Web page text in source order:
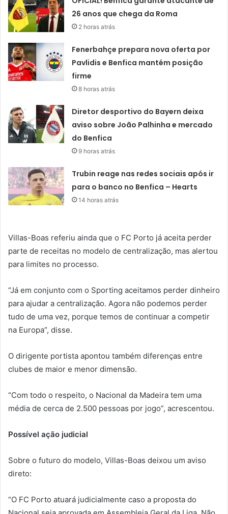
26 anos que chega da Roma
2 horas atrás
Fenerbahçe prepara nova oferta por
Pavlidis e Benfica mantém posição
firme
8 horas atrás
Diretor desportivo do Bayern deixa
aviso sobre João Palhinha e mercado
do Benfica
9 horas atrás
Trubin reage nas redes sociais após ir
para o banco no Benfica – Hearts
14 horas atrás
Villas-Boas referiu ainda que o FC Porto já aceita perder
parte de receitas no modelo de centralização, mas alertou
para limites no processo.
“Já em conjunto com o Sporting aceitamos perder dinheiro
para ajudar a centralização. Agora não podemos perder
tudo de uma vez, porque temos de continuar a competir
na Europa”, disse.
O dirigente portista apontou também diferenças entre
clubes de maior e menor dimensão.
“Com todo o respeito, o Nacional da Madeira tem uma
média de cerca de 2.500 pessoas por jogo”, acrescentou.
Possível ação judicial
Sobre o futuro do modelo, Villas-Boas deixou um aviso
direto:
“O FC Porto atuará judicialmente caso a proposta do